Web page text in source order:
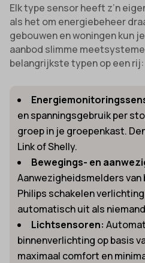
Elk type sensor heeft z’n
als het om energiebeheer
gebouwen en woningen kun
aanbod slimme
belangrijkste typen op een rij:
en spanningsgebruik per
groep in je groepenkast.
Link of Shelly.
Bewegings- en
Aanwezigheidsmelders
Philips schakelen
automatisch uit als
Lichtsensoren:
binnenverlichting op basis
maximaal comfort en